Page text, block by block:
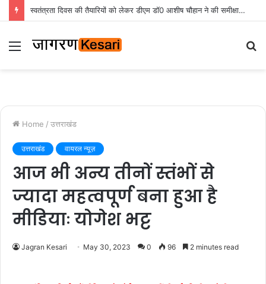
स्वतंत्रता दिवस की तैयारियों को लेकर डीएम डॉ0 आशीष चौहान ने की समीक्षा बैठक
Menu
Home / उत्तराखंड
उत्तराखंड वायरल न्यूज़
आज भी अन्य तीनों स्तंभों से
ज्यादा महत्वपूर्ण बना हुआ है
मीडियाः योगेश भट्ट
Jagran Kesari May 30, 2023 0 96 2 minutes read